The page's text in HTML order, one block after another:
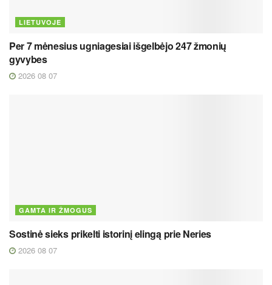
LIETUVOJE
Per 7 mėnesius ugniagesiai išgelbėjo 247 žmonių
gyvybes
2026 08 07
GAMTA IR ŽMOGUS
Sostinė sieks prikelti istorinį elingą prie Neries
2026 08 07